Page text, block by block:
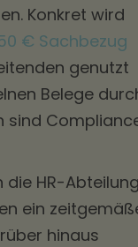
Konkret wird
€ Sachbezug
genutzt
Belege
sind
HR-
ein
hinaus